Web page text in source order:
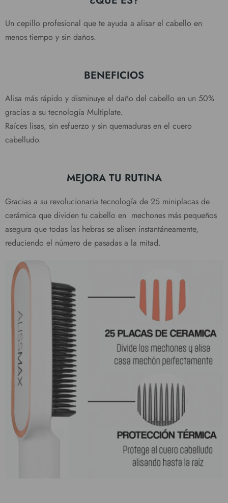
Un cepillo profesional que te ayuda a alisar el cabello en
menos tiempo y sin daños.
BENEFICIOS
Alisa más rápido y disminuye el daño del cabello en un 50%
gracias a su tecnología Multiplate.
Raíces lisas, sin esfuerzo y sin quemaduras en el cuero
cabelludo.
MEJORA TU RUTINA
Gracias a su revolucionaria tecnología de 25 miniplacas de
cerámica que dividen tu cabello en mechones más pequeños
asegura que todas las hebras se alisen instantáneamente,
reduciendo el número de pasadas a la mitad.